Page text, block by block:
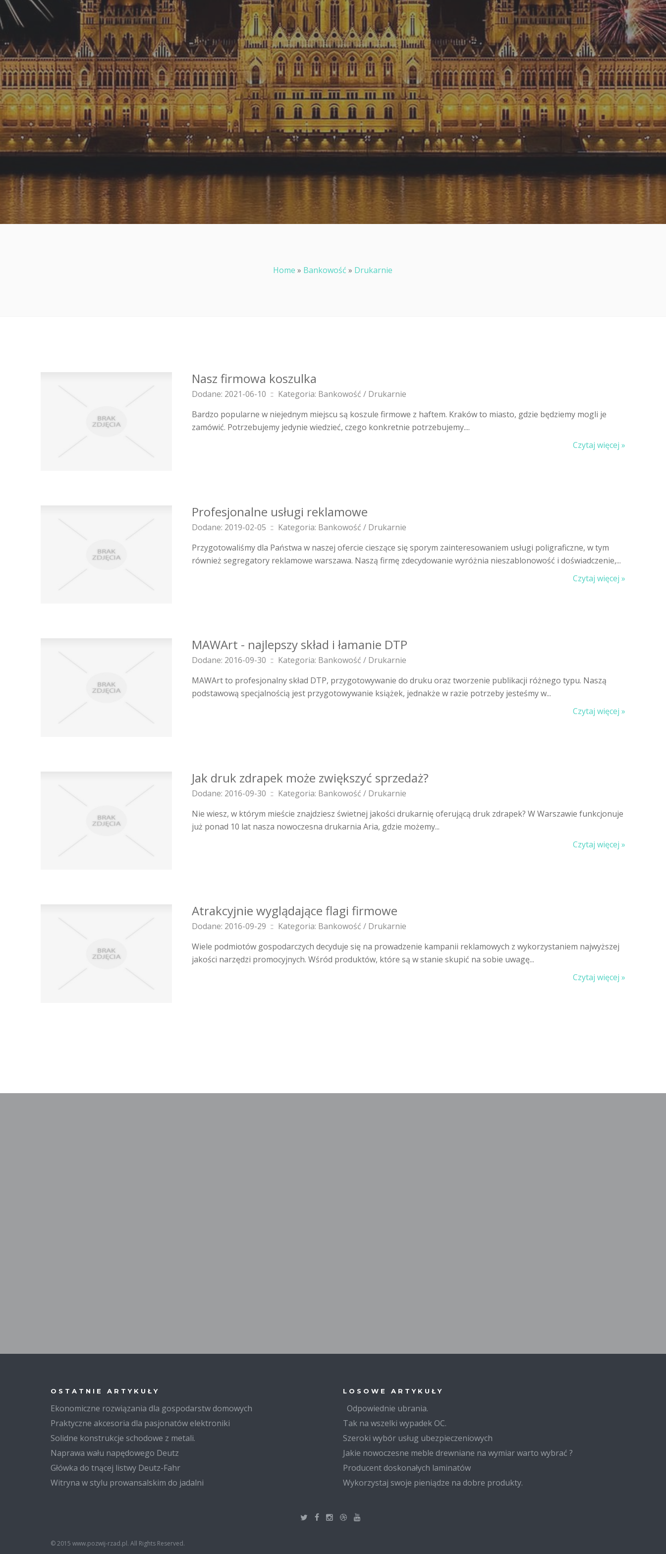
Home » Bankowość » Drukarnie
Nasz firmowa koszulka
Dodane: 2021-06-10 :: Kategoria: Bankowość / Drukarnie
Bardzo popularne w niejednym miejscu są koszule firmowe z haftem. Kraków to miasto, gdzie będziemy mogli je
zamówić. Potrzebujemy jedynie wiedzieć, czego konkretnie potrzebujemy....
Czytaj więcej »
Profesjonalne usługi reklamowe
Dodane: 2019-02-05 :: Kategoria: Bankowość / Drukarnie
Przygotowaliśmy dla Państwa w naszej ofercie cieszące się sporym zainteresowaniem usługi poligraficzne, w tym
również segregatory reklamowe warszawa. Naszą firmę zdecydowanie wyróżnia nieszablonowość i doświadczenie,...
Czytaj więcej »
MAWArt - najlepszy skład i łamanie DTP
Dodane: 2016-09-30 :: Kategoria: Bankowość / Drukarnie
MAWArt to profesjonalny skład DTP, przygotowywanie do druku oraz tworzenie publikacji różnego typu. Naszą
podstawową specjalnością jest przygotowywanie książek, jednakże w razie potrzeby jesteśmy w...
Czytaj więcej »
Jak druk zdrapek może zwiększyć sprzedaż?
Dodane: 2016-09-30 :: Kategoria: Bankowość / Drukarnie
Nie wiesz, w którym mieście znajdziesz świetnej jakości drukarnię oferującą druk zdrapek? W Warszawie funkcjonuje
już ponad 10 lat nasza nowoczesna drukarnia Aria, gdzie możemy...
Czytaj więcej »
Atrakcyjnie wyglądające flagi firmowe
Dodane: 2016-09-29 :: Kategoria: Bankowość / Drukarnie
Wiele podmiotów gospodarczych decyduje się na prowadzenie kampanii reklamowych z wykorzystaniem najwyższej
jakości narzędzi promocyjnych. Wśród produktów, które są w stanie skupić na sobie uwagę...
Czytaj więcej »
OSTATNIE ARTYKUŁY
Ekonomiczne rozwiązania dla gospodarstw domowych
Praktyczne akcesoria dla pasjonatów elektroniki
Solidne konstrukcje schodowe z metali.
Naprawa wału napędowego Deutz
Główka do tnącej listwy Deutz-Fahr
Witryna w stylu prowansalskim do jadalni
LOSOWE ARTYKUŁY
Odpowiednie ubrania.
Tak na wszelki wypadek OC.
Szeroki wybór usług ubezpieczeniowych
Jakie nowoczesne meble drewniane na wymiar warto wybrać ?
Producent doskonałych laminatów
Wykorzystaj swoje pieniądze na dobre produkty.
© 2015 www.pozwij-rzad.pl. All Rights Reserved.